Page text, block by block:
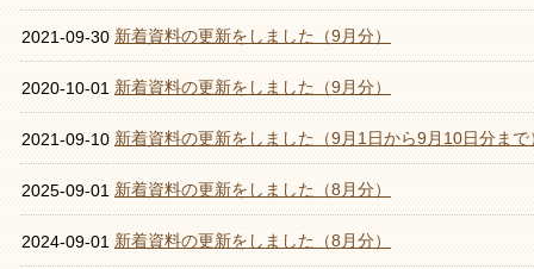
2021-09-30 新着資料の更新をしました（9月分）
2020-10-01 新着資料の更新をしました（9月分）
2021-09-10 新着資料の更新をしました（9月1日から9月10日分まで
2025-09-01 新着資料の更新をしました（8月分）
2024-09-01 新着資料の更新をしました（8月分）